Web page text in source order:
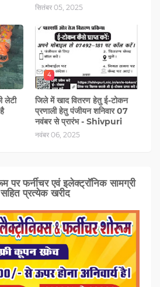
सितंबर 05, 2025
लेटी
4
जिले में खाद वितरण हेतु ई-टोकन
प्रणाली हेतु पंजीयन शनिवार 07
नवंबर से प्रारंभ - Shivpuri
नवंबर 06, 2025
पर फर्नीचर एवं इलेक्ट्रॉनिक सामग्री
सहित प्रत्‍येक खरीद